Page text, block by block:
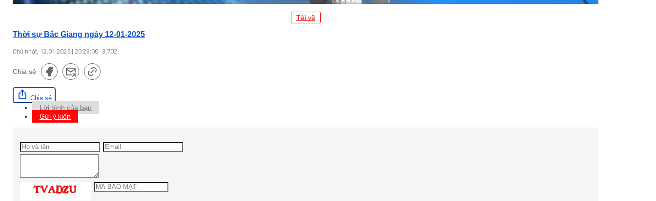
Tải về
Thời sự Bắc Giang ngày 12-01-2025
Chủ nhật, 12.01.2025 | 20:23:00 3,702
Chia sẻ
Chia sẻ
Lời bình của bạn
Gửi ý kiến